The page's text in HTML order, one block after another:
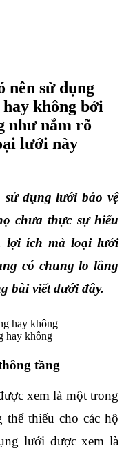
nên sử dụng
không bởi
như nắm rõ
lưới này
dụng lưới bảo vệ
chưa thực sự hiểu
lợi ích mà loại lưới
có chung lo lắng
bài viết dưới đây.
hay không
tầng
xem là một trong
thể thiếu cho các hộ
lưới được xem là